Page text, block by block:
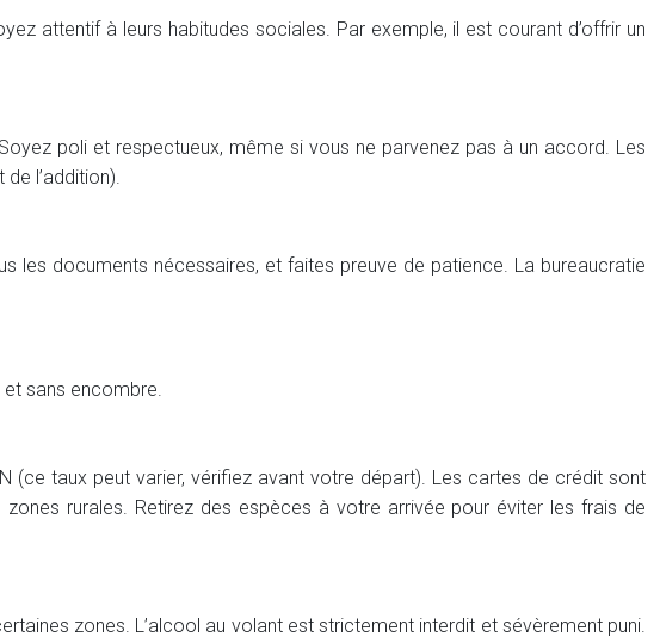
attentif à leurs habitudes sociales. Par exemple, il est courant d’offrir un
poli et respectueux, même si vous ne parvenez pas à un accord. Les
l’addition).
les documents nécessaires, et faites preuve de patience. La bureaucratie
sans encombre.
(ce taux peut varier, vérifiez avant votre départ). Les cartes de crédit sont
rurales. Retirez des espèces à votre arrivée pour éviter les frais de
zones. L’alcool au volant est strictement interdit et sévèrement puni.